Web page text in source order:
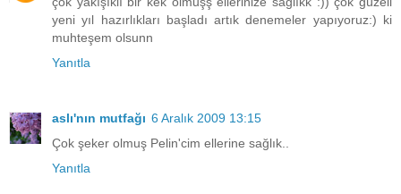
yeni yıl hazırlıkları başladı artık denemeler yapıyoruz:) ki
muhteşem olsunn
Yanıtla
aslı'nın mutfağı 6 Aralık 2009 13:15
Çok şeker olmuş Pelin'cim ellerine sağlık..
Yanıtla